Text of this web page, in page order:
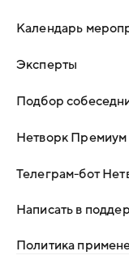
Календарь
Эксперты
Подбор
Нетворк Премиум
Телеграм-бот
Написать в
Политика